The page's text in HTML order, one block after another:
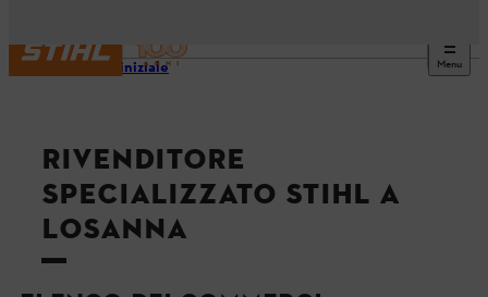
Menu
Pagina iniziale
RIVENDITORE
SPECIALIZZATO STIHL A
LOSANNA